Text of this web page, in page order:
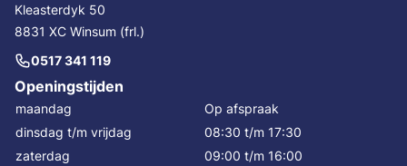
Kleasterdyk 50
8831 XC Winsum (frl.)
0517 341 119
Openingstijden
maandag
Op afspraak
dinsdag t/m vrijdag
08:30 t/m 17:30
zaterdag
09:00 t/m 16:00